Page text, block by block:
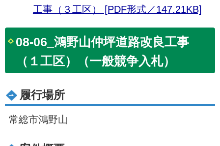
工事（３工区） [PDF形式／147.21KB]
08-06_鴻野山仲坪道路改良工事
（１工区）（一般競争入札）
履行場所
常総市鴻野山